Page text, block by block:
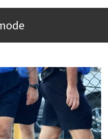
sucesso
não é a resposta